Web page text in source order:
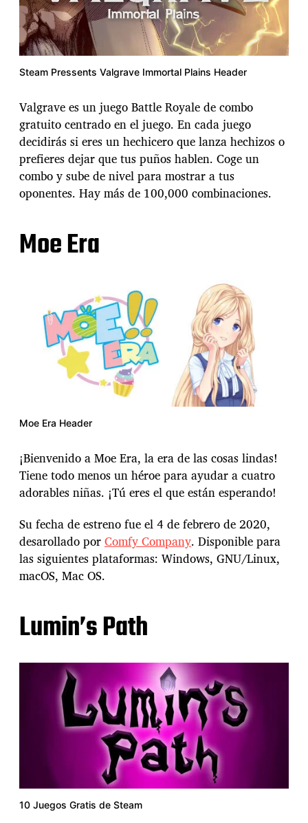
Steam Pressents Valgrave Immortal Plains Header
Valgrave es un juego Battle Royale de combo
gratuito centrado en el juego. En cada juego
decidirás si eres un hechicero que lanza hechizos o
prefieres dejar que tus puños hablen. Coge un
combo y sube de nivel para mostrar a tus
oponentes. Hay más de 100,000 combinaciones.
Moe Era
Moe Era Header
¡Bienvenido a Moe Era, la era de las cosas lindas!
Tiene todo menos un héroe para ayudar a cuatro
adorables niñas. ¡Tú eres el que están esperando!
Su fecha de estreno fue el 4 de febrero de 2020,
desarollado porComfy Company. Disponible para
las siguientes plataformas: Windows, GNU/Linux,
macOS, Mac OS.
Lumin’s Path
10 Juegos Gratis de Steam